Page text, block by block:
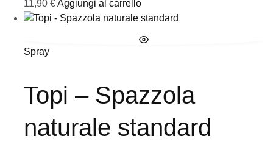
11,90 €Aggiungi al carrello
Spray
Topi – Spazzola
naturale standard